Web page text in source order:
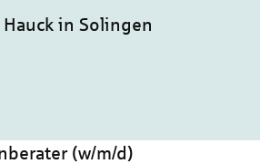
in Solingen
(w/m/d)